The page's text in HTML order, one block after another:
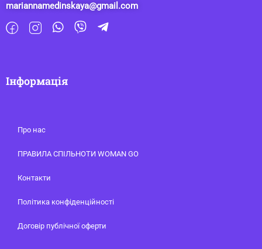
mariannamedinskaya@gmail.com
Інформація
Про нас
ПРАВИЛА СПІЛЬНОТИ WOMAN GO
Контакти
Політика конфіденційності
Договір публічної оферти